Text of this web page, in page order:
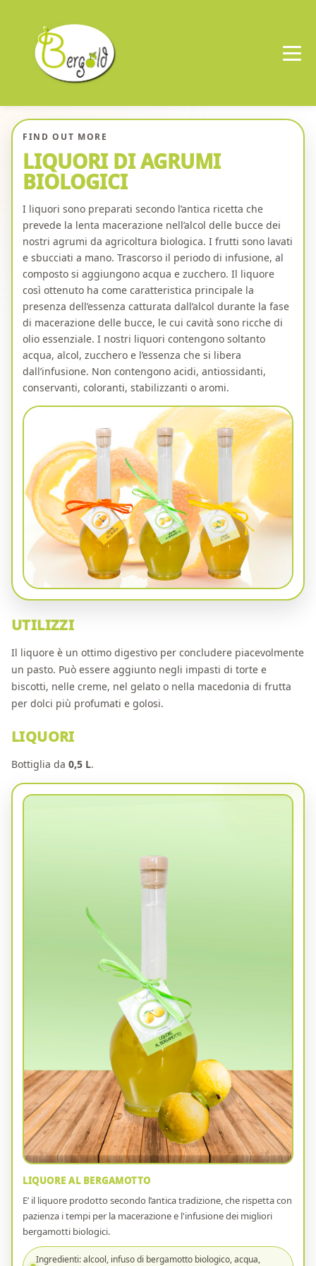
FIND OUT MORE
LIQUORI DI AGRUMI
BIOLOGICI
I liquori sono preparati secondo l’antica ricetta che
prevede la lenta macerazione nell’alcol delle bucce dei
nostri agrumi da agricoltura biologica. I frutti sono lavati
e sbucciati a mano. Trascorso il periodo di infusione, al
composto si aggiungono acqua e zucchero. Il liquore
così ottenuto ha come caratteristica principale la
presenza dell’essenza catturata dall’alcol durante la fase
di macerazione delle bucce, le cui cavità sono ricche di
olio essenziale. I nostri liquori contengono soltanto
acqua, alcol, zucchero e l’essenza che si libera
dall’infusione. Non contengono acidi, antiossidanti,
conservanti, coloranti, stabilizzanti o aromi.
UTILIZZI
Il liquore è un ottimo digestivo per concludere piacevolmente
un pasto. Può essere aggiunto negli impasti di torte e
biscotti, nelle creme, nel gelato o nella macedonia di frutta
per dolci più profumati e golosi.
LIQUORI
Bottiglia da 0,5 L.
LIQUORE AL BERGAMOTTO
E’ il liquore prodotto secondo l’antica tradizione, che rispetta con
pazienza i tempi per la macerazione e l'infusione dei migliori
bergamotti biologici.
Ingredienti: alcool, infuso di bergamotto biologico, acqua,